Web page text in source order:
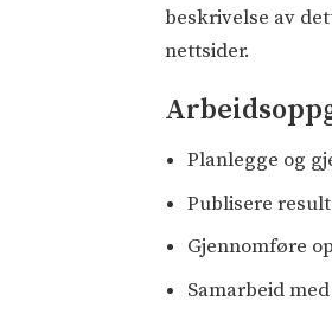
beskrivelse av
nettsider.
Planlegge og
Publisere
Gjennomføre
Samarbeid